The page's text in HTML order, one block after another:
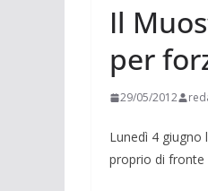
Il
per
29/05/2012
Lunedì 4 giugno
proprio di fronte